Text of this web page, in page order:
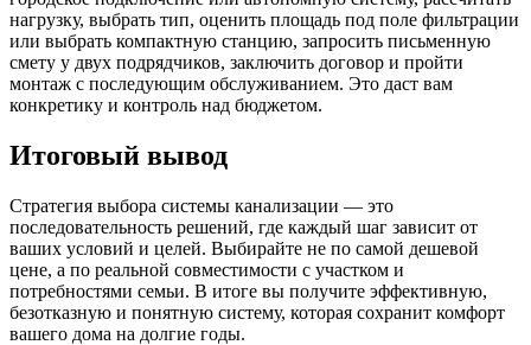
нагрузку, выбрать тип, оценить площадь под поле фильтрации
или выбрать компактную станцию, запросить письменную
смету у двух подрядчиков, заключить договор и пройти
монтаж с последующим обслуживанием. Это даст вам
конкретику и контроль над бюджетом.
Итоговый вывод
Стратегия выбора системы канализации — это
последовательность решений, где каждый шаг зависит от
ваших условий и целей. Выбирайте не по самой дешевой
цене, а по реальной совместимости с участком и
потребностями семьи. В итоге вы получите эффективную,
безотказную и понятную систему, которая сохранит комфорт
вашего дома на долгие годы.